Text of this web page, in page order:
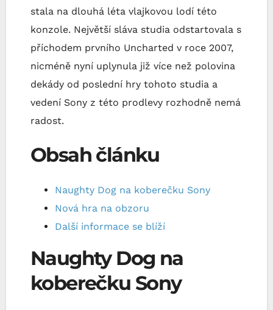
stala na dlouhá léta vlajkovou lodí této
konzole. Největší sláva studia odstartovala s
příchodem prvního Uncharted v roce 2007,
nicméně nyní uplynula již více než polovina
dekády od poslední hry tohoto studia a
vedení Sony z této prodlevy rozhodně nemá
radost.
Obsah článku
Naughty Dog na koberečku Sony
Nová hra na obzoru
Další informace se blíží
Naughty Dog na
koberečku Sony